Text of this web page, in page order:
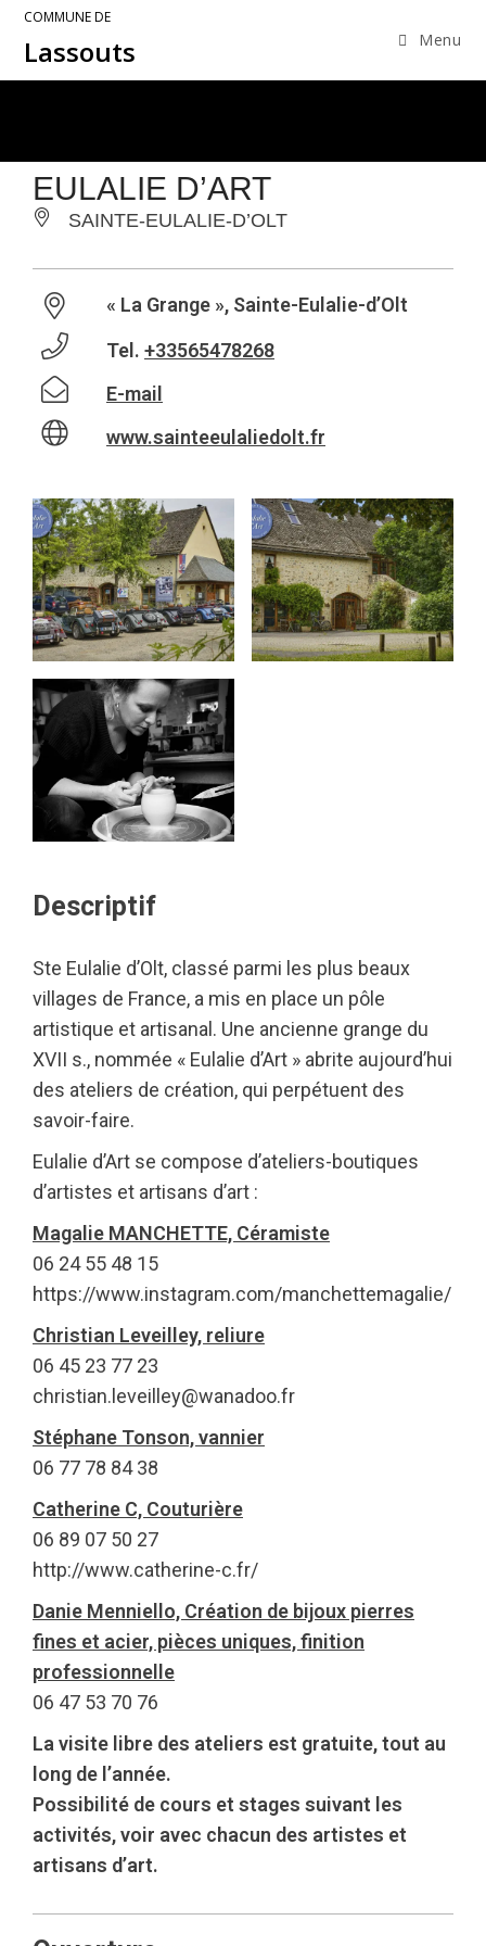
COMMUNE DE
Lassouts Menu
EULALIE D’ART
SAINTE-EULALIE-D’OLT
« La Grange », Sainte-Eulalie-d’Olt
Tel. +33565478268
E-mail
www.sainteeulaliedolt.fr
Descriptif
Ste Eulalie d’Olt, classé parmi les plus beaux
villages de France, a mis en place un pôle
artistique et artisanal. Une ancienne grange du
XVII s., nommée « Eulalie d’Art » abrite aujourd’hui
des ateliers de création, qui perpétuent des
savoir-faire.
Eulalie d’Art se compose d’ateliers-boutiques
d’artistes et artisans d’art :
Magalie MANCHETTE, Céramiste
06 24 55 48 15
https://www.instagram.com/manchettemagalie/
Christian Leveilley, reliure
06 45 23 77 23
christian.leveilley@wanadoo.fr
Stéphane Tonson, vannier
06 77 78 84 38
Catherine C, Couturière
06 89 07 50 27
http://www.catherine-c.fr/
Danie Menniello, Création de bijoux pierres
fines et acier, pièces uniques, finition
professionnelle
06 47 53 70 76
La visite libre des ateliers est gratuite, tout au
long de l’année.
Possibilité de cours et stages suivant les
activités, voir avec chacun des artistes et
artisans d’art.